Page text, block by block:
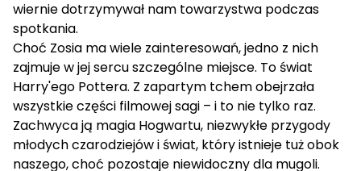
wiernie dotrzymywał nam towarzystwa podczas
spotkania.
Choć Zosia ma wiele zainteresowań, jedno z nich
zajmuje w jej sercu szczególne miejsce. To świat
Harry'ego Pottera. Z zapartym tchem obejrzała
wszystkie części filmowej sagi – i to nie tylko raz.
Zachwyca ją magia Hogwartu, niezwykłe przygody
młodych czarodziejów i świat, który istnieje tuż obok
naszego, choć pozostaje niewidoczny dla mugoli.